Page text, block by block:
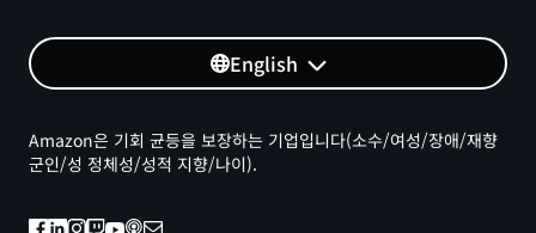
English
Amazon은 기회 균등을 보장하는 기업입니다(소수/여성/장애/재향
군인/성 정체성/성적 지향/나이).